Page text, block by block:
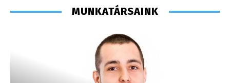
MUNKATÁRSAINK